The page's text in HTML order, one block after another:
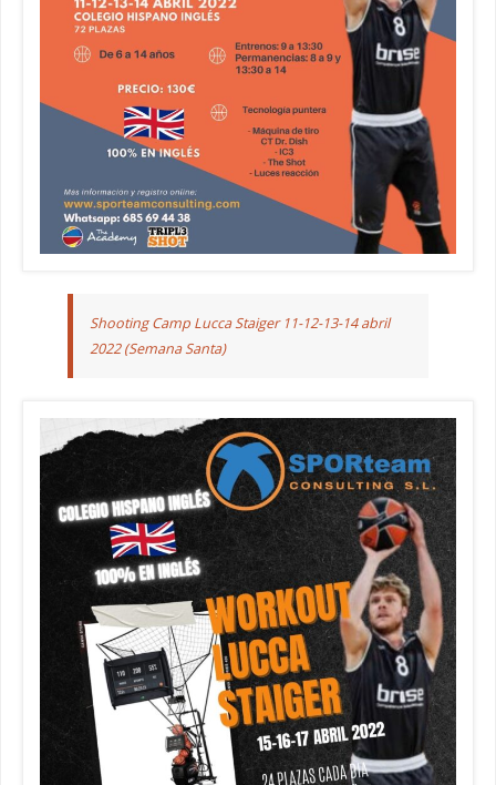
Shooting Camp Lucca Staiger 11-12-13-14 abril
2022 (Semana Santa)